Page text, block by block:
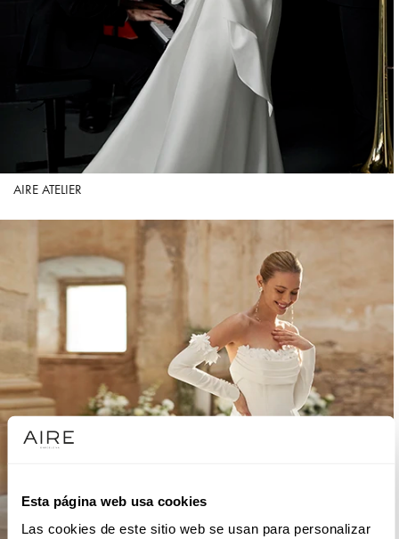
Esta página web usa cookies
Las cookies de este sitio web se usan para personalizar
AIRE ATELIER